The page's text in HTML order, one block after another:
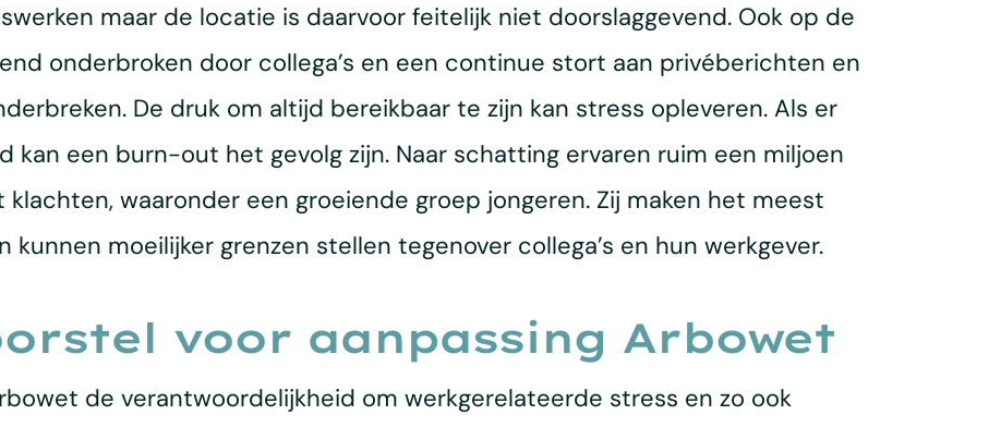
maar de locatie is daarvoor feitelijk niet doorslaggevend. Ook op de
onderbroken door collega’s en een continue stort aan privéberichten en
De druk om altijd bereikbaar te zijn kan stress opleveren. Als er
een burn-out het gevolg zijn. Naar schatting ervaren ruim een miljoen
waaronder een groeiende groep jongeren. Zij maken het meest
moeilijker grenzen stellen tegenover collega’s en hun werkgever.
voor aanpassing Arbowet
de verantwoordelijkheid om werkgerelateerde stress en zo ook